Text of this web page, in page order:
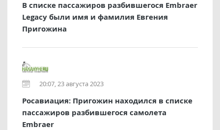
В списке пассажиров разбившегося Embraer
Legacy были имя и фамилия Евгения
Пригожина
20:07, 23 августа 2023
Росавиация: Пригожин находился в списке
пассажиров разбившегося самолета
Embraer